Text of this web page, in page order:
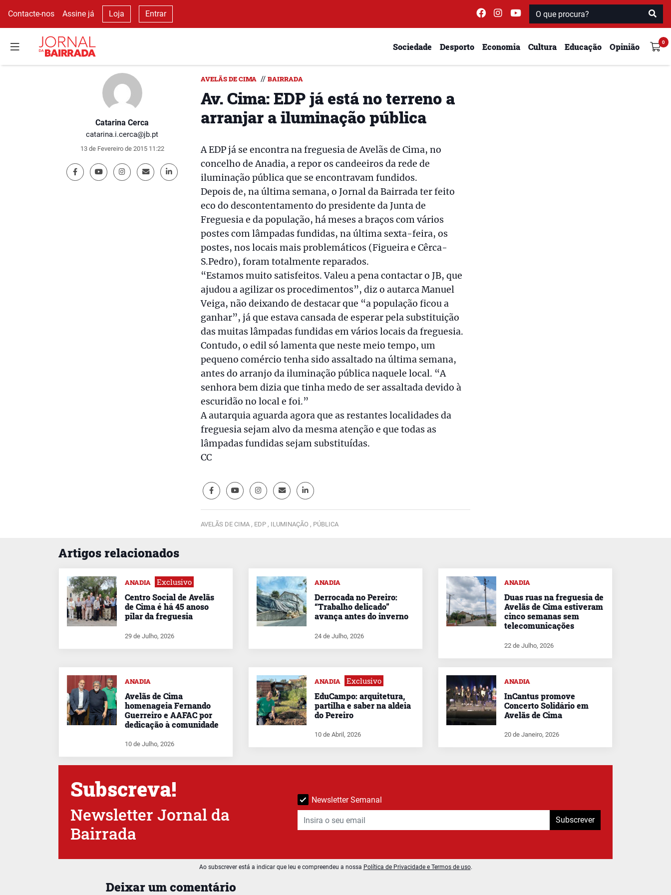
Contacte-nos Assine já Loja Entrar
Sociedade Desporto Economia Cultura Educação Opinião
Catarina Cerca
catarina.i.cerca@jb.pt
13 de Fevereiro de 2015 11:22
AVELÃS DE CIMA // BAIRRADA
Av. Cima: EDP já está no terreno a
arranjar a iluminação pública
A EDP já se encontra na freguesia de Avelãs de Cima, no
concelho de Anadia, a repor os candeeiros da rede de
iluminação pública que se encontravam fundidos.
Depois de, na última semana, o Jornal da Bairrada ter feito
eco do descontentamento do presidente da Junta de
Freguesia e da população, há meses a braços com vários
postes com lâmpadas fundidas, na última sexta-feira, os
postes, nos locais mais problemáticos (Figueira e Cêrca-
S.Pedro), foram totalmente reparados.
“Estamos muito satisfeitos. Valeu a pena contactar o JB, que
ajudou a agilizar os procedimentos”, diz o autarca Manuel
Veiga, não deixando de destacar que “a população ficou a
ganhar”, já que estava cansada de esperar pela substituição
das muitas lâmpadas fundidas em vários locais da freguesia.
Contudo, o edil só lamenta que neste meio tempo, um
pequeno comércio tenha sido assaltado na última semana,
antes do arranjo da iluminação pública naquele local. “A
senhora bem dizia que tinha medo de ser assaltada devido à
escuridão no local e foi.”
A autarquia aguarda agora que as restantes localidades da
freguesia sejam alvo da mesma atenção e que todas as
lâmpadas fundidas sejam substituídas.
CC
AVELÃS DE CIMA , EDP , ILUMINAÇÃO , PÚBLICA
Artigos relacionados
Deixar um comentário
ANADIA Exclusivo
Centro Social de Avelãs
de Cima é há 45 anoso
pilar da freguesia
29 de Julho, 2026
ANADIA
Derrocada no Pereiro:
“Trabalho delicado”
avança antes do inverno
24 de Julho, 2026
ANADIA
Duas ruas na freguesia de
Avelãs de Cima estiveram
cinco semanas sem
telecomunicações
22 de Julho, 2026
ANADIA
Avelãs de Cima
homenageia Fernando
Guerreiro e AAFAC por
dedicação à comunidade
10 de Julho, 2026
ANADIA Exclusivo
EduCampo: arquitetura,
partilha e saber na aldeia
do Pereiro
10 de Abril, 2026
ANADIA
InCantus promove
Concerto Solidário em
Avelãs de Cima
20 de Janeiro, 2026
Subscreva!
Newsletter Jornal da
Bairrada
Newsletter Semanal
Subscrever
Ao subscrever está a indicar que leu e compreendeu a nossa Política de Privacidade e Termos de uso.